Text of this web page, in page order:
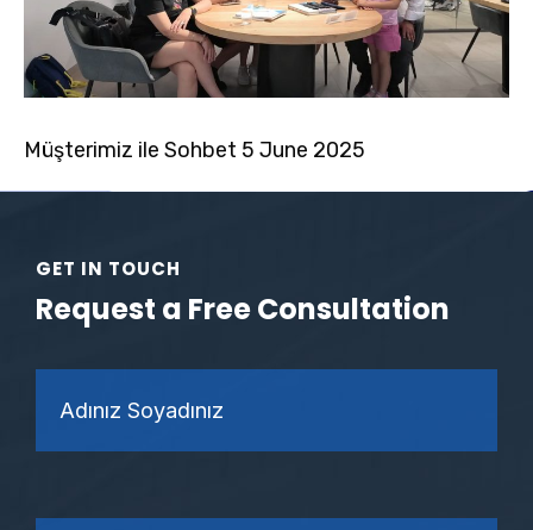
Müşterimiz ile Sohbet 5 June 2025
GET IN TOUCH
Request a Free Consultation